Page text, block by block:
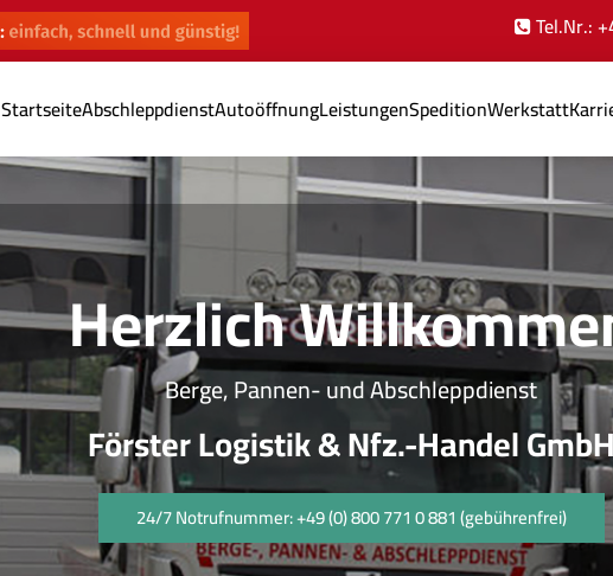
Tel.Nr.:
StartseiteAbschleppdienstAutoöffnungLeistungenSpeditionWerkstatt
Herzlich
Berge, Pannen- und Abschleppdienst
Förster Logistik & Nfz.-Handel
24/7 Notrufnummer: +49 (0) 800 771 0 881 (gebührenfrei)